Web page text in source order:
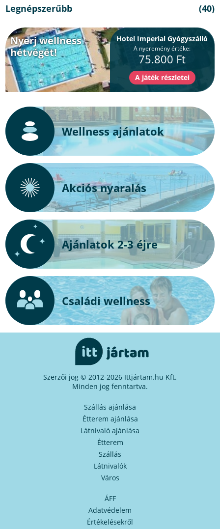
Legnépszerűbb
(40)
Nyerj wellness
hétvégét!
Hotel Imperial Gyógyszálló
A nyeremény értéke:
75.800 Ft
Wellness ajánlatok
Akciós nyaralás
Ajánlatok 2-3 éjre
Családi wellness
Szerzői jog © 2012-2026 Ittjártam.hu Kft.
Minden jog fenntartva.
Szállás ajánlása
Étterem ajánlása
Látnivaló ajánlása
Étterem
Szállás
Látnivalók
Város
ÁFF
Adatvédelem
Értékelésekről